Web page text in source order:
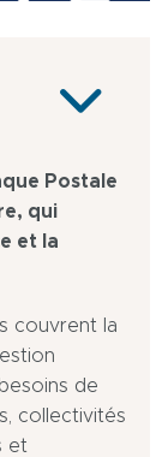
Postale
qui
et la
couvrent la
de
collectivités
et